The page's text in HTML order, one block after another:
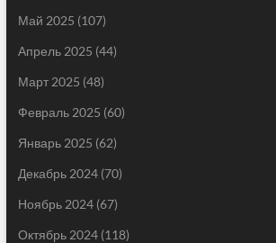
Май 2025 (107)
Апрель 2025 (44)
Март 2025 (48)
Февраль 2025 (60)
Январь 2025 (62)
Декабрь 2024(70)
Ноябрь 2024(67)
Октябрь 2024(118)